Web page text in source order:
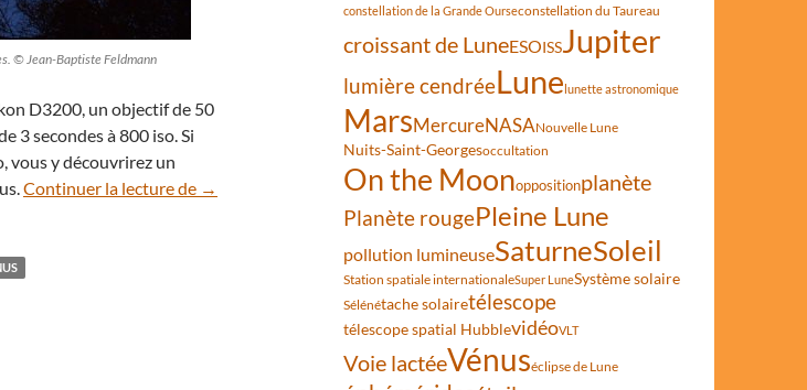
© Jean-Baptiste Feldmann
D3200, un objectif de 50
3 secondes à 800 iso. Si
vous y découvrirez un
Continuer la lecture de Escortée par la Lune, Vénus se dirige vers les Pléiades
→
constellation de la Grande Ourseconstellation du Taureau
croissant de LuneESOISSJupiter
lumière cendréeLunelunette astronomique
MarsMercureNASANouvelle Lune
Nuits-Saint-Georgesoccultation
On the Moonoppositionplanète
Planète rougePleine Lune
pollution lumineuseSaturneSoleil
Station spatiale internationaleSuper LuneSystème solaire
Sélénétache solairetélescope
télescope spatial HubblevidéoVLT
Voie lactéeVénuséclipse de Lune